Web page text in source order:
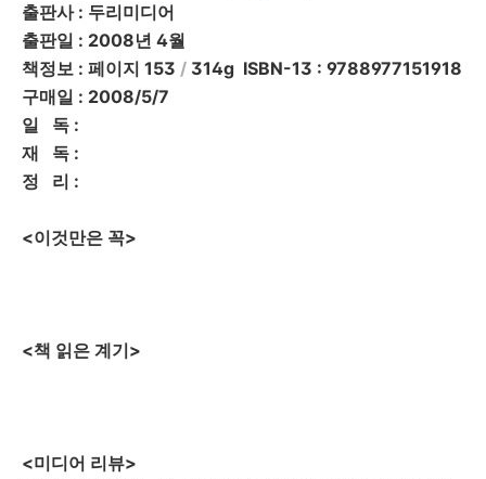
출판사: 두리미디어
출판일 : 2008년 4월
책정보 : 페이지 153 / 314g ISBN-13 : 9788977151918
구매일 : 2008/5/7
일 독 :
재 독 :
정 리 :
<이것만은 꼭>
<책 읽은 계기>
<미디어 리뷰>